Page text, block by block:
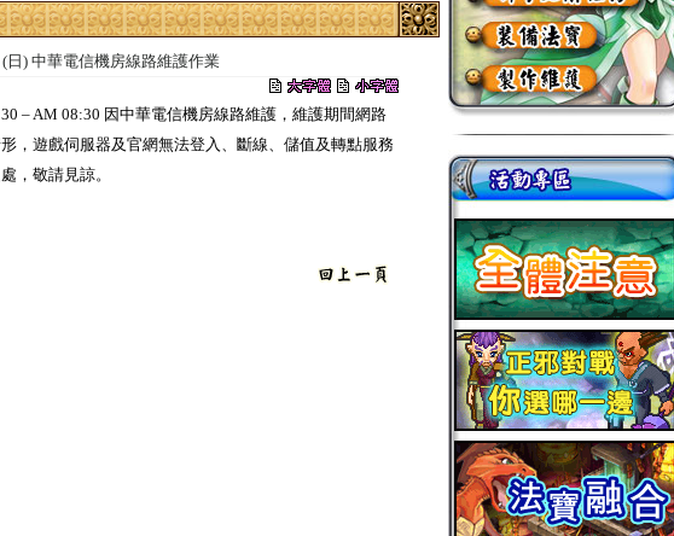
日) 中華電信機房線路維護作業
– AM 08:30 因中華電信機房線路維護，維護期間網路
，遊戲伺服器及官網無法登入、斷線、儲值及轉點服務
，敬請見諒。